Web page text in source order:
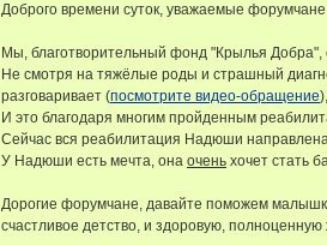
Доброго времени суток, уважаемые
Мы, благотворительный фонд "Крылья
Не смотря на тяжёлые роды и страшный
разговаривает (посмотрите видео-обращение
И это благодаря многим пройденным
Сейчас вся реабилитация Надюши
У Надюши есть мечта, она очень хочет стать
Дорогие форумчане, давайте поможем
счастливое детство, и здоровую, полноценную